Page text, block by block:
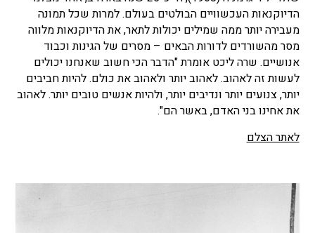
הדיוקנאות העכשוויים הבולטים בעולם. למרות שכל תמונה
מעבירה יותר ממה שמילים יכולות לתאר, את הדיוקנאות מלווה
מסר מהשורדים לדורות הבאים – מסרים של הגינות וכבוד
אנושיים. שרה ליכט אומרת "הדבר הכי חשוב שאנחנו יכולים
לעשות זה לאהוב. לאהוב יותר ולאהוב את כולם. להיות חביבים
יותר, צנועים יותר ונדיבים יותר, ולהיות אנשים טובים יותר. לאהוב
את אחינו בני האדם, באשר הם".
לאתר הצלם